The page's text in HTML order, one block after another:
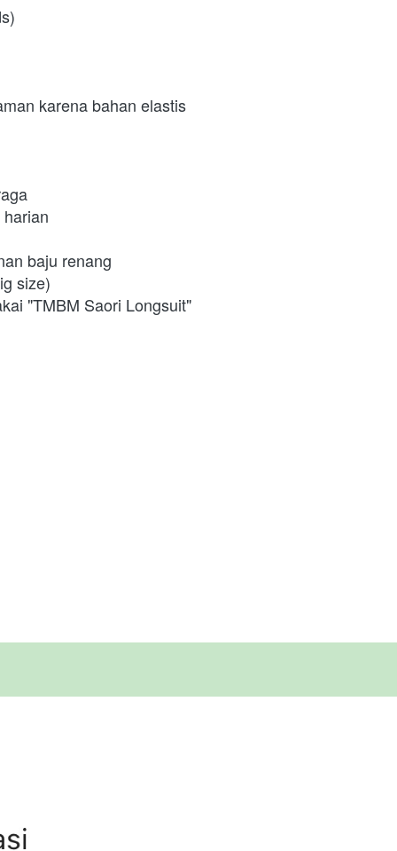
karena bahan elastis
baju renang
size)
"TMBM Saori Longsuit"